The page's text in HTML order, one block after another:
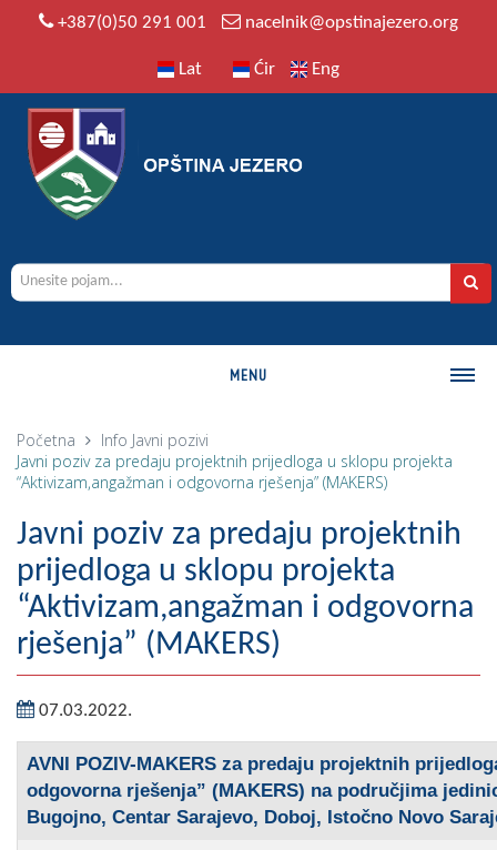
+387(0)50 291 001 nacelnik@opstinajezero.org
Lat Ćir Eng
MENU
O OPŠTINI
Istorija
Geografija
Naseljena mjesta
Zanimljivosti
Fotogalerija
O Načelniku
Zamjenik načelnika
Početna Info Javni pozivi
Javni poziv za predaju projektnih prijedloga u sklopu projekta
“Aktivizam,angažman i odgovorna rješenja” (MAKERS)
Javni poziv za predaju projektnih
prijedloga u sklopu projekta
“Aktivizam,angažman i odgovorna
rješenja” (MAKERS)
07.03.2022.
AVNI POZIV-MAKERS za predaju projektnih
odgovorna rješenja” (MAKERS) na područjima
Bugojno, Centar Sarajevo, Doboj, Istočno Novo